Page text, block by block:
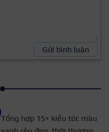
Gửi bình luận
Tổng hợp 15+ kiểu tóc màu